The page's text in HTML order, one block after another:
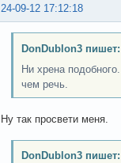
24-09-12 17:12:18
DonDublon3 пишет:
Ни хрена
чем речь.
Ну так просвети меня.
DonDublon3 пишет: